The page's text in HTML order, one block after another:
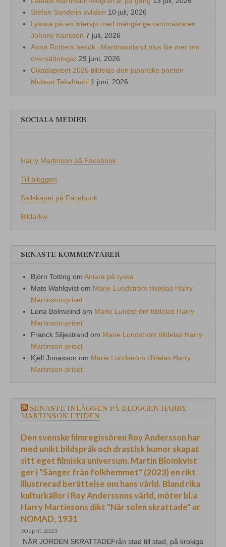
Stefan Sandelin avliden 10 juli, 2026
Lyssna på en intervju med mångårige räntmästaren
Johnny Karlsson 7 juli, 2026
Anna Rottiers besök i Martinsonland plus lite mer om
översättningar 29 juni, 2026
Cikadapriset 2025 tilldelas den japanske poeten
Mutsuo Takahashi 1 juni, 2026
SOCIALA MEDIER
Harry Martinson på Facebook
Till bloggen
Sällskapet på Facebook
Bildarkiv
SENASTE KOMMENTARER
Björn Totting om Aniara på tyska
Mats Wahlqvist om Marie Lundström tilldelas Harry
Martinson-priset
Lena Bolmelind om Marie Lundström tilldelas Harry
Martinson-priset
Franck Siljestrand om Marie Lundström tilldelas Harry
Martinson-priset
Kjell Jonasson om Marie Lundström tilldelas Harry
Martinson-priset
SENASTE INLÄGGEN PÅ BLOGGEN HARRY
MARTINSON I TIDEN
Den svenske filmregissören Roy Andersson har
med unikt bildspråk och drastisk humor skapat
sitt eget filmiska universum. Martin Blomkvist
ger i "Sånger från folkhemmet" (2023) en rikt
illustrerad berättelse om hans värld. Bland rika
kulturkällor i Roy Anderssons värld, möter bl.a
Harry Martinsons dikt "När solen skrattade" ur
NOMAD, 1931
30 april, 2023
NÄR JORDEN SKRATTADEFrån stad till stad, på krokiga